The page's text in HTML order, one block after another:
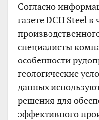
Согласно
газете DCH Steel в
специалисты
особенности
геологические
данных
решения для
эффективного